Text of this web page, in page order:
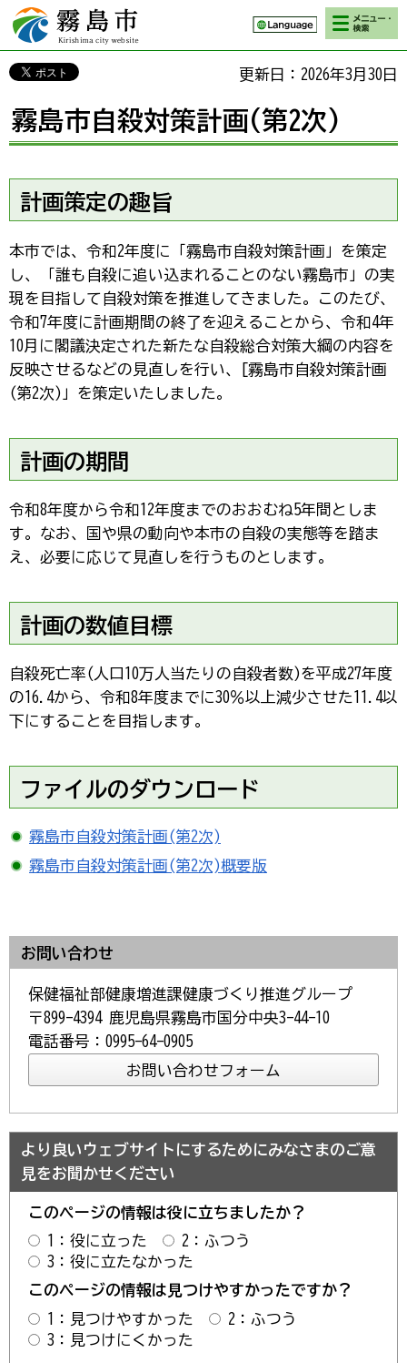
霧島市 Kirishima
city website
検索・メニ
ュー
更新日：2026年3月30日
霧島市自殺対策計画(第2次)
計画策定の趣旨
本市では、令和2年度に「霧島市自殺対策計画」を策定
し、「誰も自殺に追い込まれることのない霧島市」の実
現を目指して自殺対策を推進してきました。このたび、
令和7年度に計画期間の終了を迎えることから、令和4年
10月に閣議決定された新たな自殺総合対策大綱の内容を
反映させるなどの見直しを行い、[霧島市自殺対策計画
(第2次)」を策定いたしました。
計画の期間
令和8年度から令和12年度までのおおむね5年間としま
す。なお、国や県の動向や本市の自殺の実態等を踏ま
え、必要に応じて見直しを行うものとします。
計画の数値目標
自殺死亡率(人口10万人当たりの自殺者数)を平成27年度
の16.4から、令和8年度までに30％以上減少させた11.4以
下にすることを目指します。
ファイルのダウンロード
霧島市自殺対策計画(第2次)
霧島市自殺対策計画(第2次)概要版
お問い合わせ
保健福祉部健康増進課健康づくり推進グループ
〒899-4394 鹿児島県霧島市国分中央3-44-10
電話番号：0995-64-0905
より良いウェブサイトにするためにみなさまのご意
見をお聞かせください
このページの情報は役に立ちましたか？
1：役に立った
2：ふつう
3：役に立たなかった
このページの情報は見つけやすかったですか？
1：見つけやすかった
2：ふつう
3：見つけにくかった